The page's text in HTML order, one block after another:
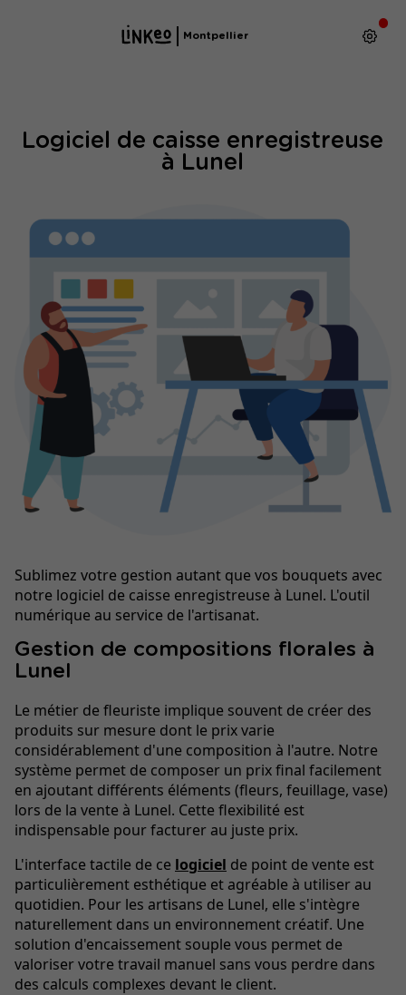
Montpellier
Logiciel de caisse enregistreuse
à Lunel
Sublimez votre gestion autant que vos bouquets avec
notre logiciel de caisse enregistreuse à Lunel. L'outil
numérique au service de l'artisanat.
Gestion de compositions florales à
Lunel
Le métier de fleuriste implique souvent de créer des
produits sur mesure dont le prix varie
considérablement d'une composition à l'autre. Notre
système permet de composer un prix final facilement
en ajoutant différents éléments (fleurs, feuillage, vase)
lors de la vente à Lunel. Cette flexibilité est
indispensable pour facturer au juste prix.
L'interface tactile de ce logiciel de point de vente est
particulièrement esthétique et agréable à utiliser au
quotidien. Pour les artisans de Lunel, elle s'intègre
naturellement dans un environnement créatif. Une
solution d'encaissement souple vous permet de
valoriser votre travail manuel sans vous perdre dans
des calculs complexes devant le client.